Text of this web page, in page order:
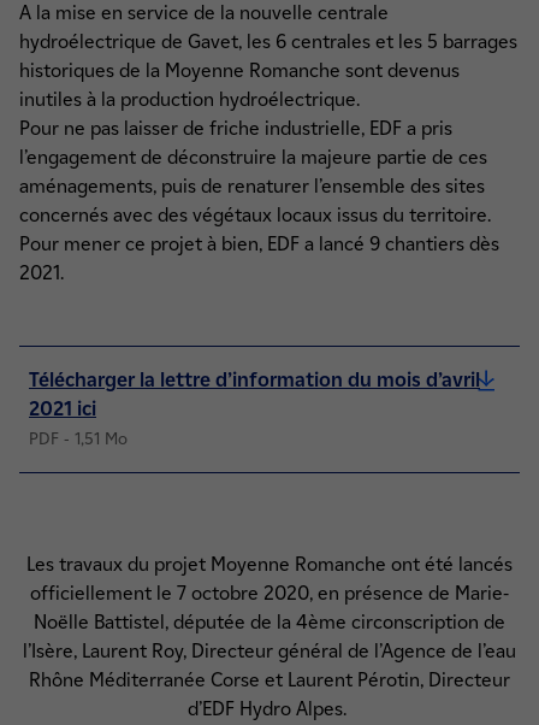
A la mise en service de la nouvelle centrale
hydroélectrique de Gavet, les 6 centrales et les 5 barrages
historiques de la Moyenne Romanche sont devenus
inutiles à la production hydroélectrique.
Pour ne pas laisser de friche industrielle, EDF a pris
l’engagement de déconstruire la majeure partie de ces
aménagements, puis de renaturer l’ensemble des sites
concernés avec des végétaux locaux issus du territoire.
Pour mener ce projet à bien, EDF a lancé 9 chantiers dès
2021.
Télécharger la lettre d’information du mois d’avril
2021 ici
PDF - 1,51 Mo
Les travaux du projet Moyenne Romanche ont été lancés
officiellement le 7 octobre 2020, en présence de Marie-
Noëlle Battistel, députée de la 4ème circonscription de
l’Isère, Laurent Roy, Directeur général de l’Agence de l’eau
Rhône Méditerranée Corse et Laurent Pérotin, Directeur
d’EDF Hydro Alpes.